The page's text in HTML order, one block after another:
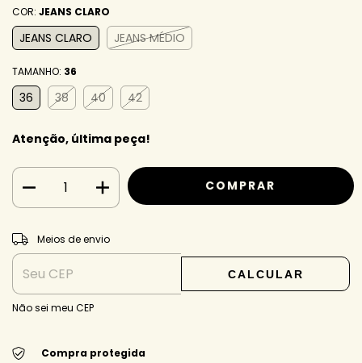
COR: JEANS CLARO
JEANS CLARO JEANS MÉDIO
TAMANHO: 36
36 38 40 42
Atenção, última peça!
Entregas para o CEP:
Meios de envio
CALCULAR
Não sei meu CEP
Compra protegida